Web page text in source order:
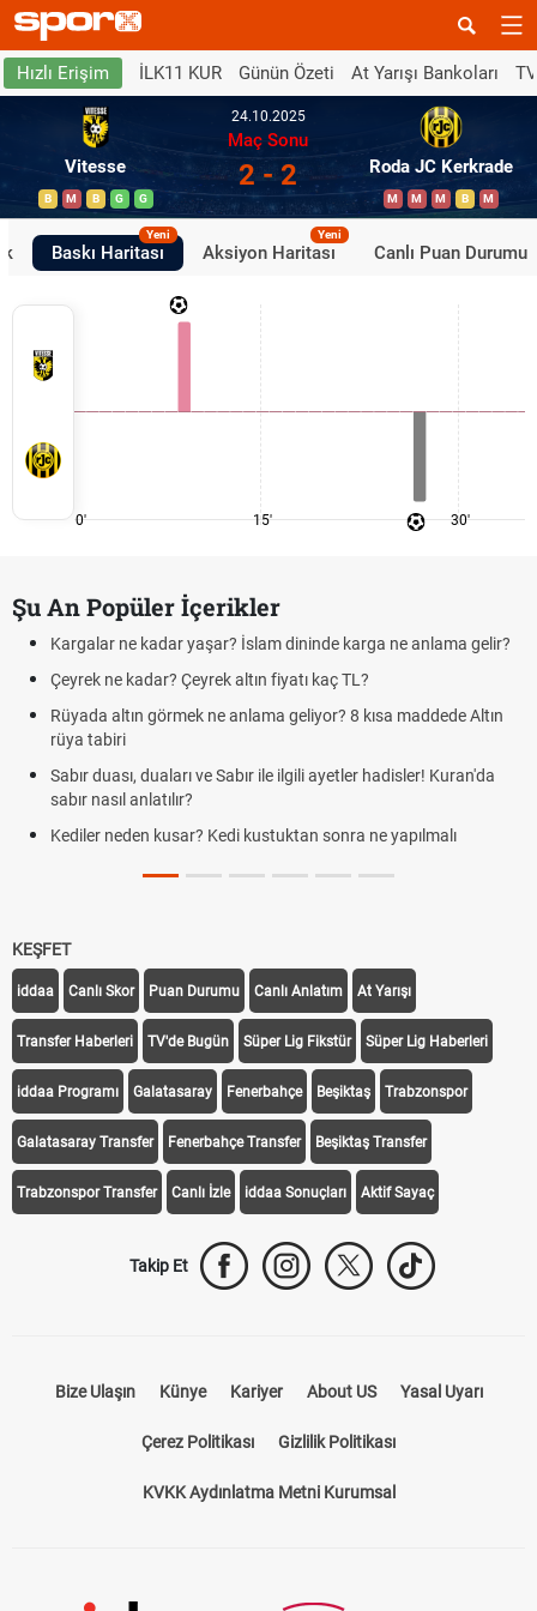
Hızlı Erişim İLK11 KUR Günün Özeti At Yarışı Bankoları
Vitesse
B M B G G
24.10.2025
Maç Sonu
2 - 2 Roda JC Kerkrade
M M M B M
Baskı Haritası
Yeni
Aksiyon Haritası
Yeni
Canlı Puan Durumu
0' 15' 30'
Şu An Popüler İçerikler
Kargalar ne kadar yaşar? İslam dininde karga ne anlama gelir?
Çeyrek ne kadar? Çeyrek altın fiyatı kaç TL?
Rüyada altın görmek ne anlama geliyor? 8 kısa maddede Altın
rüya tabiri
Sabır duası, duaları ve Sabır ile ilgili ayetler hadisler! Kuran'da
sabır nasıl anlatılır?
Kediler neden kusar? Kedi kustuktan sonra ne yapılmalı
KEŞFET
iddaa Canlı Skor Puan Durumu Canlı Anlatım At Yarışı
Transfer Haberleri TV'de Bugün Süper Lig Fikstür Süper Lig Haberleri
iddaa Programı Galatasaray Fenerbahçe Beşiktaş Trabzonspor
Galatasaray Transfer Fenerbahçe Transfer Beşiktaş Transfer
Trabzonspor Transfer Canlı İzle iddaa Sonuçları Aktif Sayaç
Takip Et
Bize Ulaşın Künye Kariyer About US Yasal Uyarı
Çerez Politikası Gizlilik Politikası
KVKK Aydınlatma Metni Kurumsal